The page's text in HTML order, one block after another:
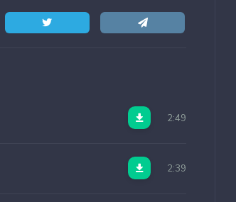
2:49
2:39